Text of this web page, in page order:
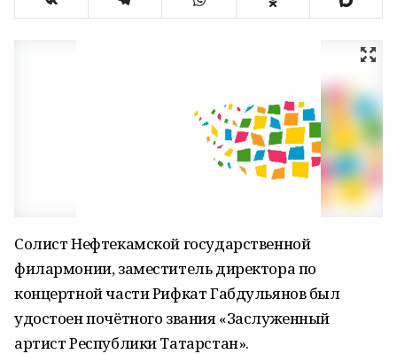
Солист Нефтекамской государственной
филармонии, заместитель директора по
концертной части Рифкат Габдульянов был
удостоен почётного звания «Заслуженный
артист Республики Татарстан».